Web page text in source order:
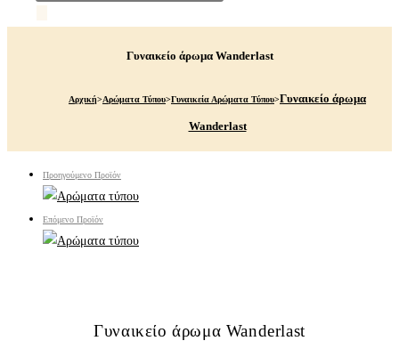
Γυναικείο άρωμα Wanderlast
Αρχική>Αρώματα Τύπου>Γυναικεία Αρώματα Τύπου>Γυναικείο άρωμα
Wanderlast
Προηγούμενο Προϊόν
Επόμενο Προϊόν
Γυναικείο άρωμα Wanderlast